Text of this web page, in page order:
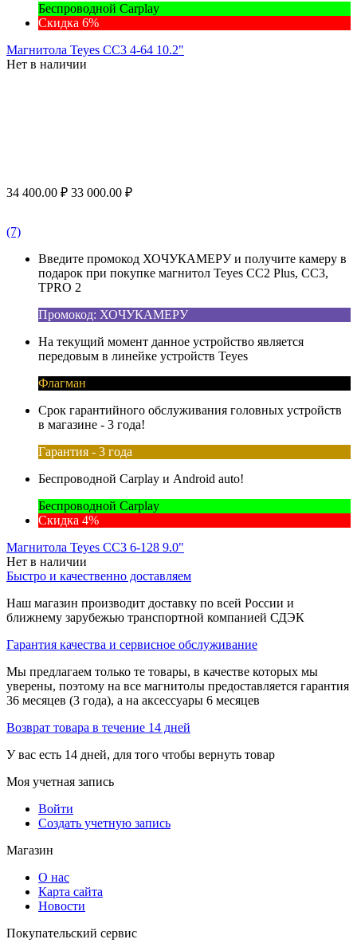
Беспроводной Carplay
Скидка 6%
Магнитола Teyes CC3 4-64 10.2"
Нет в наличии
34 400.00 ₽ 33 000.00 ₽
(7)
Введите промокод ХОЧУКАМЕРУ и получите камеру в
подарок при покупке магнитол Teyes CC2 Plus, CC3,
TPRO 2
Промокод: ХОЧУКАМЕРУ
На текущий момент данное устройство является
передовым в линейке устройств Teyes
Флагман
Срок гарантийного обслуживания головных устройств
в магазине - 3 года!
Гарантия - 3 года
Беспроводной Carplay и Android auto!
Беспроводной Carplay
Скидка 4%
Магнитола Teyes CC3 6-128 9.0"
Нет в наличии
Быстро и качественно доставляем
Наш магазин производит доставку по всей России и
ближнему зарубежью транспортной компанией СДЭК
Гарантия качества и сервисное обслуживание
Мы предлагаем только те товары, в качестве которых мы
уверены, поэтому на все магнитолы предоставляется гарантия
36 месяцев (3 года), а на аксессуары 6 месяцев
Возврат товара в течение 14 дней
У вас есть 14 дней, для того чтобы вернуть товар
Моя учетная запись
Войти
Создать учетную запись
Магазин
О нас
Карта сайта
Новости
Покупательский сервис